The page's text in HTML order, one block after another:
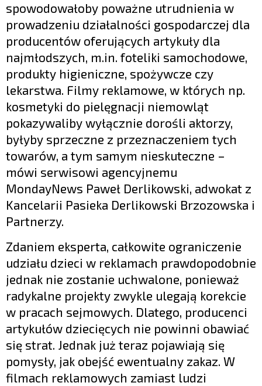
spowodowałoby poważne utrudnienia w
prowadzeniu działalności gospodarczej dla
producentów oferujących artykuły dla
najmłodszych, m.in. foteliki samochodowe,
produkty higieniczne, spożywcze czy
lekarstwa. Filmy reklamowe, w których np.
kosmetyki do pielęgnacji niemowląt
pokazywaliby wyłącznie dorośli aktorzy,
byłyby sprzeczne z przeznaczeniem tych
towarów, a tym samym nieskuteczne –
mówi serwisowi agencyjnemu
MondayNews Paweł Derlikowski, adwokat z
Kancelarii Pasieka Derlikowski Brzozowska i
Partnerzy.
Zdaniem eksperta, całkowite ograniczenie
udziału dzieci w reklamach prawdopodobnie
jednak nie zostanie uchwalone, ponieważ
radykalne projekty zwykle ulegają korekcie
w pracach sejmowych. Dlatego, producenci
artykułów dziecięcych nie powinni obawiać
się strat. Jednak już teraz pojawiają się
pomysły, jak obejść ewentualny zakaz. W
filmach reklamowych zamiast ludzi